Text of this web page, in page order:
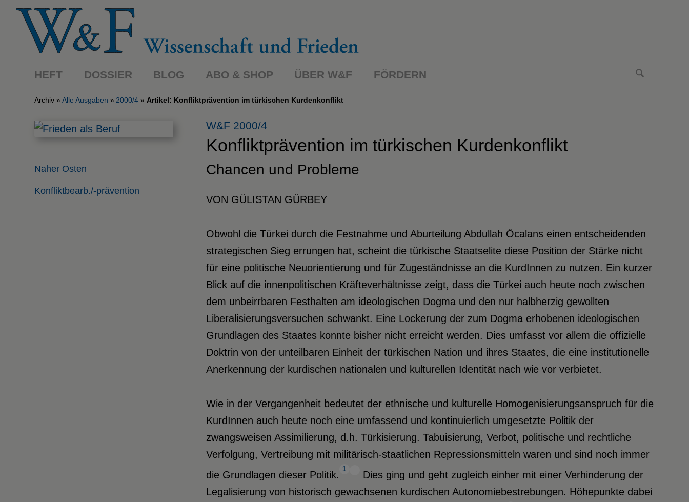
HEFT DOSSIER BLOG ABO & SHOP ÜBER W&F FÖRDERN
Archiv Alle Ausgaben 2000/4 Artikel: Konfliktprävention im türkischen Kurdenkonflikt
Konfliktbearb./-prävention
Naher Osten
W&F 2000/4
Konfliktprävention im türkischen Kurdenkonflikt
Chancen und Probleme
VON GÜLISTAN GÜRBEY
Obwohl die Türkei durch die Festnahme und Aburteilung Abdullah Öcalans einen entscheidenden
strategischen Sieg errungen hat, scheint die türkische Staatselite diese Position der Stärke nicht
für eine politische Neuorientierung und für Zugeständnisse an die KurdInnen zu nutzen. Ein kurzer
Blick auf die innenpolitischen Kräfteverhältnisse zeigt, dass die Türkei auch heute noch zwischen
dem unbeirrbaren Festhalten am ideologischen Dogma und den nur halbherzig gewollten
Liberalisierungsversuchen schwankt. Eine Lockerung der zum Dogma erhobenen ideologischen
Grundlagen des Staates konnte bisher nicht erreicht werden. Dies umfasst vor allem die offizielle
Doktrin von der unteilbaren Einheit der türkischen Nation und ihres Staates, die eine institutionelle
Anerkennung der kurdischen nationalen und kulturellen Identität nach wie vor verbietet.
Wie in der Vergangenheit bedeutet der ethnische und kulturelle Homogenisierungsanspruch für die
KurdInnen auch heute noch eine umfassend und kontinuierlich umgesetzte Politik der
zwangsweisen Assimilierung, d.h. Türkisierung. Tabuisierung, Verbot, politische und rechtliche
Verfolgung, Vertreibung mit militärisch-staatlichen Repressionsmitteln waren und sind noch immer
die Grundlagen dieser Politik.
1
Dies ging und geht zugleich einher mit einer Verhinderung der
Legalisierung von historisch gewachsenen kurdischen Autonomiebestrebungen. Höhepunkte dabei